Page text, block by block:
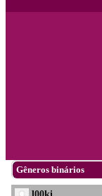
Gêneros binários